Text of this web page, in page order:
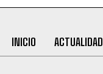
INICIO ACTUALIDAD